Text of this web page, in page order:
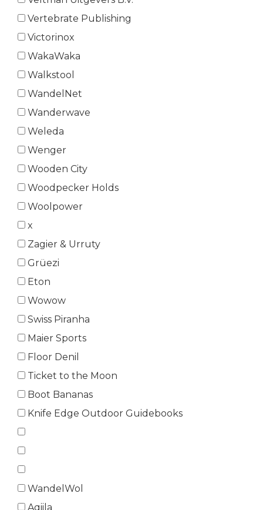
Vertebrate Publishing
Victorinox
WakaWaka
Walkstool
WandelNet
Wanderwave
Weleda
Wenger
Wooden City
Woodpecker Holds
Woolpower
x
Zagier & Urruty
Grüezi
Eton
Wowow
Swiss Piranha
Maier Sports
Floor Denil
Ticket to the Moon
Boot Bananas
Knife Edge Outdoor Guidebooks
WandelWol
Aqiila